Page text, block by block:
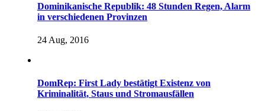
Dominikanische Republik: 48 Stunden Regen, Alarm
in verschiedenen Provinzen
24 Aug, 2016
DomRep: First Lady bestätigt Existenz von
Kriminalität, Staus und Stromausfällen